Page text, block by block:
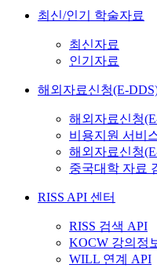
최신/인기 학술자료
최신자료
인기자료
해외자료신청(E-
해외자료신청
비용지원 서비
해외자료신청
중국대학 자료
RISS API 센터
RISS 검색 API
KOCW 강의정
WILL 연계 API